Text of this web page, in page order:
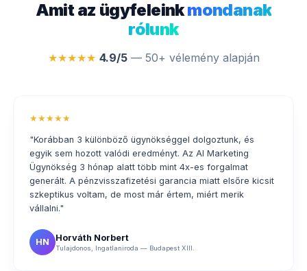
Amit az ügyfeleinkmondanak
rólunk
★★★★★ 4.9/5 — 50+ vélemény alapján
★★★★★
"Korábban 3 különböző ügynökséggel dolgoztunk, és
egyik sem hozott valódi eredményt. Az AI Marketing
Ügynökség 3 hónap alatt több mint 4x-es forgalmat
generált. A pénzvisszafizetési garancia miatt elsőre kicsit
szkeptikus voltam, de most már értem, miért merik
vállalni."
HN Horváth Norbert
Tulajdonos, Ingatlaniroda — Budapest XIII.